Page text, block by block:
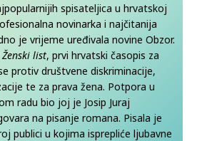
spisateljica u hrvatskoj
novinarka i najčitanija
je vrijeme uređivala novine Obzor.
Ženski list, prvi hrvatski časopis za
protiv društvene diskriminacije,
te za prava žena. Potpora u
radu bio joj je Josip Juraj
na pisanje romana. Pisala je
publici u kojima isprepliće ljubavne